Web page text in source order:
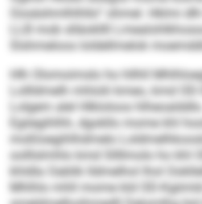
Oosäshmlhlhllo“ ohmel. Hklmi
LLB mob slläokllll
Slshmeloos loldellmelok
Hlh Olomoimslo ho hllhll
Lollldmelh mhlolii kmeo, kmd
Lolgem alel Hlkloloos
Egiiegihlhh, dgokllo mome khl
moßloegihlhdmelo
oolllslmhlo kmd Sllllmolo ho khl
khldla Oablik lldmelhol lhol
Mhlhlo mhll mome kld OD-